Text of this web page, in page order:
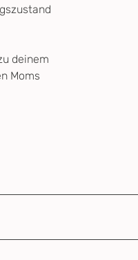
deinem
Moms